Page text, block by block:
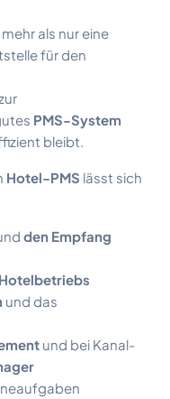
als nur eine
für den
PMS-System
bleibt.
Hotel-PMS lässt sich
den Empfang
Hotelbetriebs
und das
und bei Kanal-